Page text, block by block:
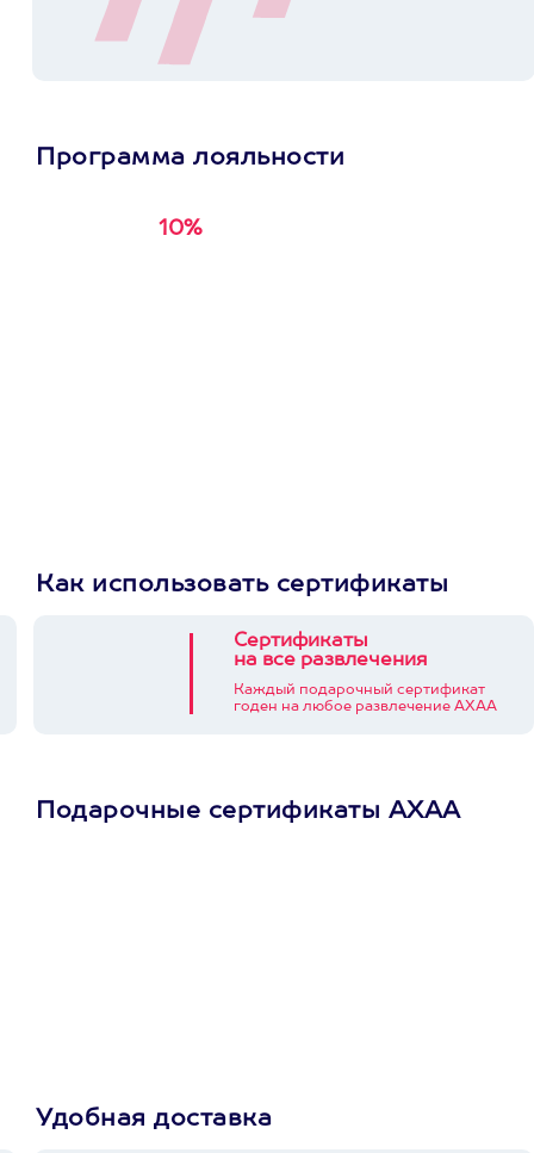
Программа лояльности
10%
Как использовать сертификаты
Сертификаты
на все развлечения
Каждый подарочный сертификат
годен на любое развлечение АХАА
Подарочные сертификаты АХАА
Удобная доставка